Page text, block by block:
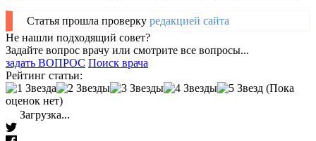
Статья прошла проверку редакцией сайта
Не нашли подходящий совет?
Задайте вопрос врачу или смотрите все вопросы...
задать ВОПРОС Поиск врача
Рейтинг статьи:
(Пока
оценок нет)
Загрузка...